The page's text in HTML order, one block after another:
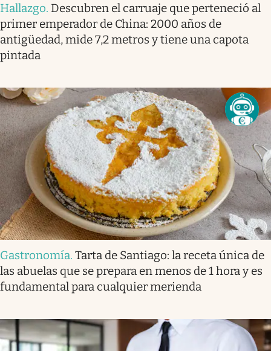
Hallazgo. Descubren el carruaje que perteneció al
primer emperador de China: 2000 años de
antigüedad, mide 7,2 metros y tiene una capota
pintada
Gastronomía. Tarta de Santiago: la receta única de
las abuelas que se prepara en menos de 1 hora y es
fundamental para cualquier merienda